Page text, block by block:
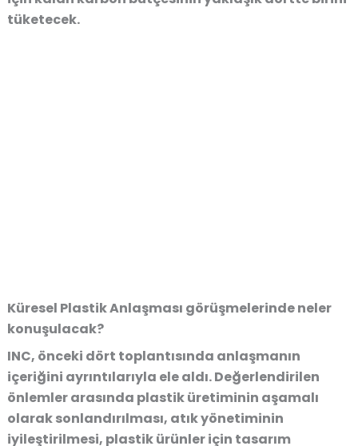
tüketecek.
Küresel Plastik Anlaşması görüşmelerinde neler
konuşulacak?
INC, önceki dört toplantısında anlaşmanın
içeriğini ayrıntılarıyla ele aldı. Değerlendirilen
önlemler arasında plastik üretiminin aşamalı
olarak sonlandırılması, atık yönetiminin
iyileştirilmesi, plastik ürünler için tasarım